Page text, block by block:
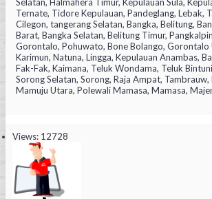
Ternate, Tidore Kepulauan, Pandeglang, Lebak,
Cilegon, tangerang Selatan, Bangka, Belitung,
Barat, Bangka Selatan, Belitung Timur,
Gorontalo, Pohuwato, Bone Bolango, Gorontalo
Karimun, Natuna, Lingga, Kepulauan Anambas,
Fak-Fak, Kaimana, Teluk Wondama, Teluk
Sorong Selatan, Sorong, Raja Ampat,
Mamuju Utara, Polewali Mamasa, Mamasa,
Views: 12728